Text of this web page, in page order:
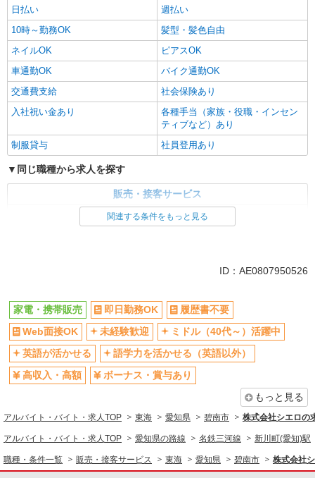
日払い
週払い
10時～勤務OK
髪型・髪色自由
ネイルOK
ピアスOK
車通勤OK
バイク通勤OK
交通費支給
社会保険あり
入社祝い金あり
各種手当（家族・役職・インセン
ティブなど）あり
制服貸与
社員登用あり
同じ職種から求人を探す
販売・接客サービス
日払い
車通勤OK
交通費支給
社会保険あり
社員登用あり
関連する条件をもっと見る
ID：AE0807950526
家電・携帯販売 即日勤務OK
履歴書不要
Web面接OK
未経験歓迎
ミドル（40代～）活躍中
英語が活かせる
語学力を活かせる（英語以外）
高収入・高額
ボーナス・賞与あり
もっと見る
アルバイト・バイト・求人TOP 東海 愛知県 碧南市 株式会社シエロの
アルバイト・バイト・求人TOP 愛知県の路線 名鉄三河線 新川町(愛知)駅
職種・条件一覧 販売・接客サービス 東海 愛知県 碧南市 株式会社